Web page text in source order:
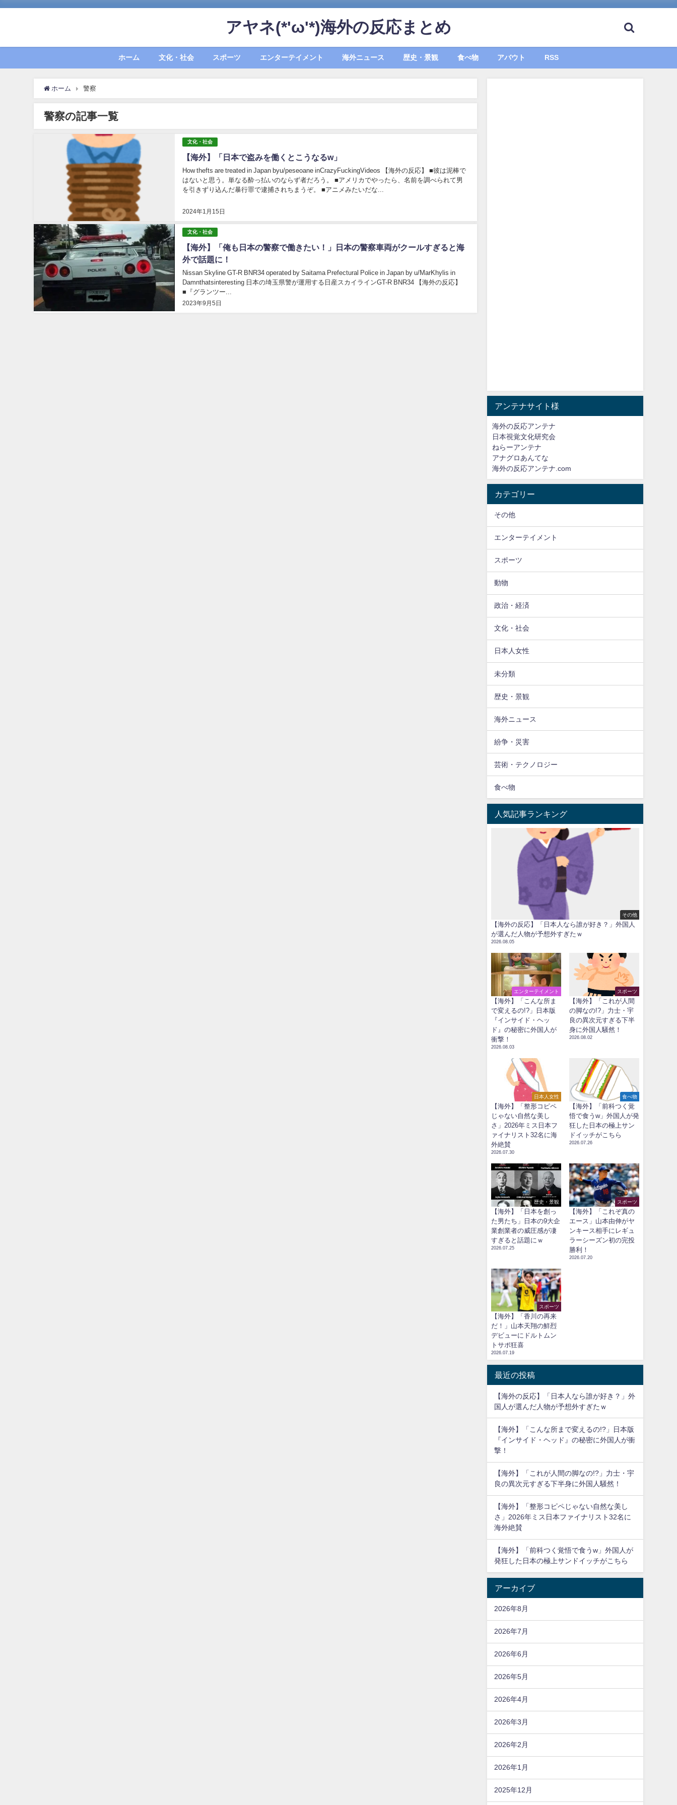
アヤネ(*'ω'*)海外の反応まとめ
ホーム 文化・社会 スポーツ エンターテイメント 海外ニュース 歴史・景観 食べ物 アバウト RSS
ホーム 警察
警察の記事一覧
文化・社会
【海外】「日本で盗みを働くとこうなるw」
2024年1月15日
How thefts are treated in Japan byu/peseoane inCrazyFuckingVideos 【海外の反応】 ■彼は泥棒で
はないと思う。単なる酔っ払いのならず者だろう。 ■アメリカでやったら、名前を調べられて男
を引きずり込んだ暴行罪で逮捕されちまうぞ。 ■アニメみたいだな...
文化・社会
【海外】「俺も日本の警察で働きたい！」日本の警察車両がクールすぎると海
外で話題に！
2023年9月5日
Nissan Skyline GT-R BNR34 operated by Saitama Prefectural Police in Japan by u/MarKhylis in
Damnthatsinteresting 日本の埼玉県警が運用する日産スカイラインGT-R BNR34 【海外の反応】
■『グランツー...
アンテナサイト様
海外の反応アンテナ
日本視覚文化研究会
ねらーアンテナ
アナグロあんてな
海外の反応アンテナ.com
カテゴリー
その他
エンターテイメント
スポーツ
動物
政治・経済
文化・社会
日本人女性
未分類
歴史・景観
海外ニュース
紛争・災害
芸術・テクノロジー
食べ物
人気記事ランキング
その他
【海外の反応】「日本人なら誰が好き？」外国人
が選んだ人物が予想外すぎたｗ
2026.08.05
エンターテイメント
【海外】「こんな所ま
で変えるの!?」日本版
『インサイド・ヘッ
ド』の秘密に外国人が
衝撃！
2026.08.03
スポーツ
【海外】「これが人間
の脚なの!?」力士・宇
良の異次元すぎる下半
身に外国人騒然！
2026.08.02
日本人女性
【海外】「整形コピペ
じゃない自然な美し
さ」2026年ミス日本フ
ァイナリスト32名に海
外絶賛
2026.07.30
食べ物
【海外】「前科つく覚
悟で食うw」外国人が発
狂した日本の極上サン
ドイッチがこちら
2026.07.26
歴史・景観
【海外】「日本を創っ
た男たち」日本の9大企
業創業者の威圧感が凄
すぎると話題にｗ
2026.07.25
スポーツ
【海外】「これぞ真の
エース」山本由伸がヤ
ンキース相手にレギュ
ラーシーズン初の完投
勝利！
2026.07.20
スポーツ
【海外】「香川の再来
だ！」山本天翔の鮮烈
デビューにドルトムン
トサポ狂喜
2026.07.19
最近の投稿
【海外の反応】「日本人なら誰が好き？」外
国人が選んだ人物が予想外すぎたｗ
【海外】「こんな所まで変えるの!?」日本版
『インサイド・ヘッド』の秘密に外国人が衝
撃！
【海外】「これが人間の脚なの!?」力士・宇
良の異次元すぎる下半身に外国人騒然！
【海外】「整形コピペじゃない自然な美し
さ」2026年ミス日本ファイナリスト32名に
海外絶賛
【海外】「前科つく覚悟で食うw」外国人が
発狂した日本の極上サンドイッチがこちら
アーカイブ
2026年8月
2026年7月
2026年6月
2026年5月
2026年4月
2026年3月
2026年2月
2026年1月
2025年12月